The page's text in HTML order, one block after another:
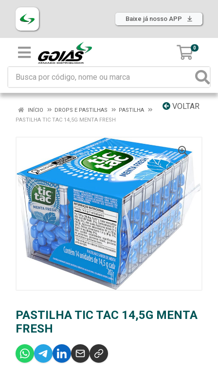
Baixe já nosso APP
0
VOLTAR
INÍCIO DROPS E PASTILHAS
PASTILHA
PASTILHA TIC TAC 14,5G MENTA FRESH
PASTILHA TIC TAC 14,5G MENTA
FRESH